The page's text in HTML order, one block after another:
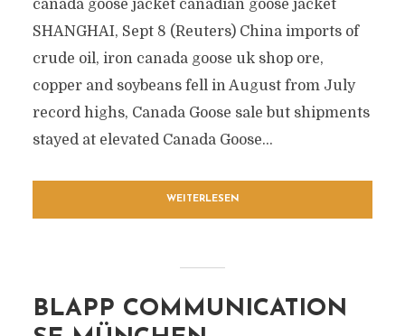
canada goose jacket canadian goose jacket
SHANGHAI, Sept 8 (Reuters) China imports of
crude oil, iron canada goose uk shop ore,
copper and soybeans fell in August from July
record highs, Canada Goose sale but shipments
stayed at elevated Canada Goose...
WEITERLESEN
BLAPP COMMUNICATION